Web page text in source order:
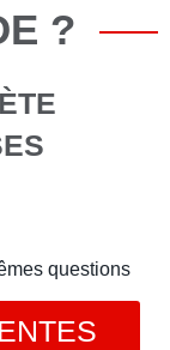
?
questions